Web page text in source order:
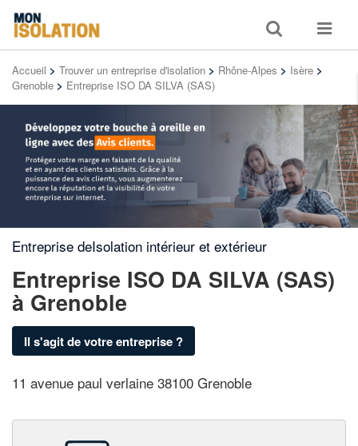
Toggle
search
Toggle
Accueil > Trouver un entreprise d'isolation > Rhône-Alpes > Isère >
Grenoble > Entreprise ISO DA SILVA (SAS)
Entreprise deIsolation intérieur et extérieur
Entreprise ISO DA SILVA (SAS)
à Grenoble
Il s'agit de votre entreprise ?
11 avenue paul verlaine 38100 Grenoble